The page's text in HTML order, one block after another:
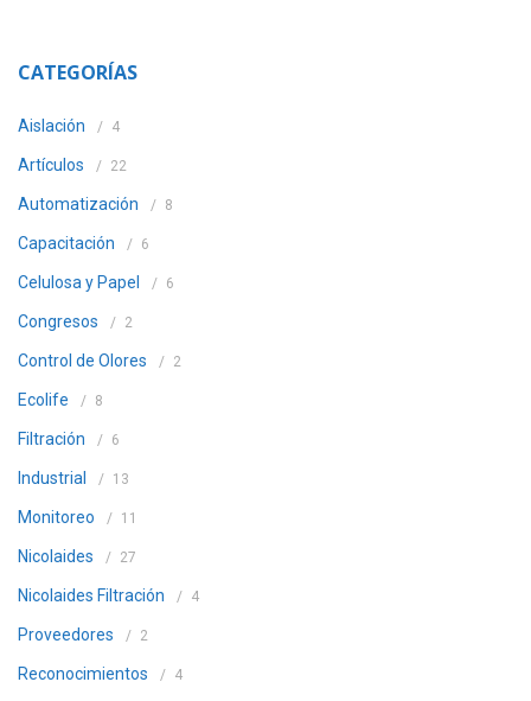
CATEGORÍAS
Aislación 4
Artículos 22
Automatización 8
Capacitación 6
Celulosa y Papel 6
Congresos 2
Control de Olores 2
Ecolife 8
Filtración 6
Industrial 13
Monitoreo 11
Nicolaides 27
Nicolaides Filtración 4
Proveedores 2
Reconocimientos 4